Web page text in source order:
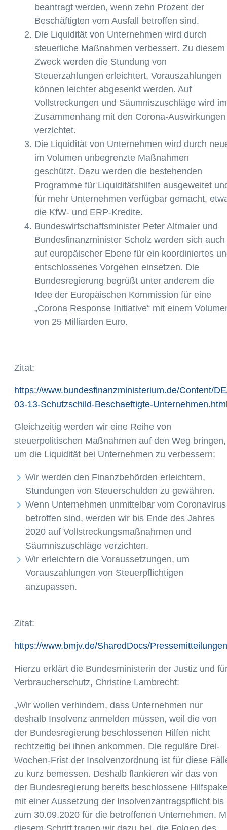
beantragt werden, wenn zehn Prozent der
Beschäftigten vom Ausfall betroffen sind.
Die Liquidität von Unternehmen wird durch
steuerliche Maßnahmen verbessert. Zu diesem
Zweck werden die Stundung von
Steuerzahlungen erleichtert, Vorauszahlungen
können leichter abgesenkt werden. Auf
Vollstreckungen und Säumniszuschläge wird im
Zusammenhang mit den Corona-Auswirkungen
verzichtet.
Die Liquidität von Unternehmen wird durch
im Volumen unbegrenzte Maßnahmen
geschützt. Dazu werden die bestehenden
Programme für Liquiditätshilfen ausgeweitet
für mehr Unternehmen verfügbar gemacht,
die KfW- und ERP-Kredite.
Bundeswirtschaftsminister Peter Altmaier und
Bundesfinanzminister Scholz werden sich auch
auf europäischer Ebene für ein koordiniertes
entschlossenes Vorgehen einsetzen. Die
Bundesregierung begrüßt unter anderem die
Idee der Europäischen Kommission für eine
„Corona Response Initiative“ mit einem
von 25 Milliarden Euro.
Zitat:
https://www.bundesfinanzministerium.de/Content/
03-13-Schutzschild-Beschaeftigte-
Gleichzeitig werden wir eine Reihe von
steuerpolitischen Maßnahmen auf den Weg bringen,
um die Liquidität bei Unternehmen zu verbessern:
Wir werden den Finanzbehörden erleichtern,
Stundungen von Steuerschulden zu gewähren.
Wenn Unternehmen unmittelbar vom Coronavirus
betroffen sind, werden wir bis Ende des Jahres
2020 auf Vollstreckungsmaßnahmen und
Säumniszuschläge verzichten.
Wir erleichtern die Voraussetzungen, um
Vorauszahlungen von Steuerpflichtigen
anzupassen.
Zitat:
https://www.bmjv.de/SharedDocs/
Hierzu erklärt die Bundesministerin der Justiz und
Verbraucherschutz, Christine Lambrecht:
„Wir wollen verhindern, dass Unternehmen nur
deshalb Insolvenz anmelden müssen, weil die von
der Bundesregierung beschlossenen Hilfen nicht
rechtzeitig bei ihnen ankommen. Die reguläre Drei-
Wochen-Frist der Insolvenzordnung ist für diese
zu kurz bemessen. Deshalb flankieren wir das von
der Bundesregierung bereits beschlossene
mit einer Aussetzung der Insolvenzantragspflicht bis
zum 30.09.2020 für die betroffenen Unternehmen.